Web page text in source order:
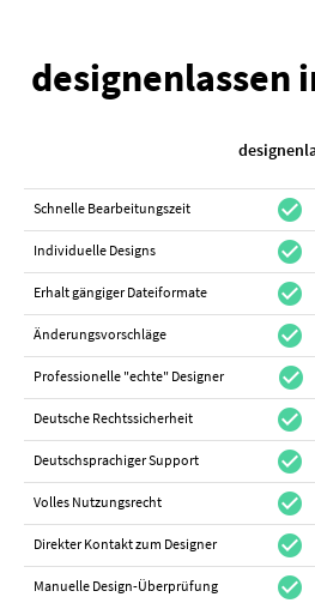
designenlassen
Schnelle Bearbeitungszeit check_circle
Individuelle Designs check_circle
Erhalt gängiger Dateiformate check_circle
Änderungsvorschläge check_circle
Professionelle "echte" Designer check_circle
Deutsche Rechtssicherheit check_circle
Deutschsprachiger Support check_circle
Volles Nutzungsrecht check_circle
Direkter Kontakt zum Designer check_circle
Manuelle Design-Überprüfung check_circle